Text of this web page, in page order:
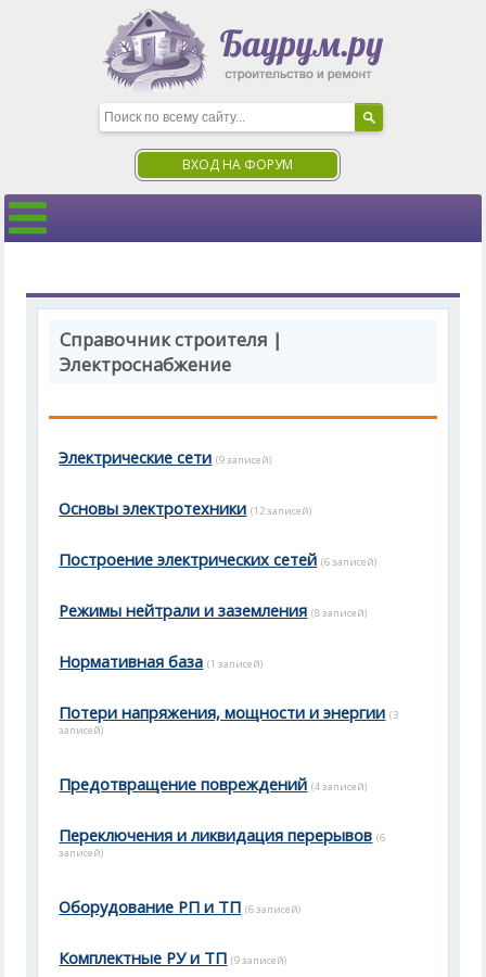
ВХОД НА ФОРУМ
Справочник строителя |
Электроснабжение
Электрические сети (9 записей)
Основы электротехники (12 записей)
Построение электрических сетей (6 записей)
Режимы нейтрали и заземления (8 записей)
Нормативная база (1 записей)
Потери напряжения, мощности и энергии (3
записей)
Предотвращение повреждений (4 записей)
Переключения и ликвидация перерывов (6
записей)
Оборудование РП и ТП (6 записей)
Комплектные РУ и ТП (9 записей)